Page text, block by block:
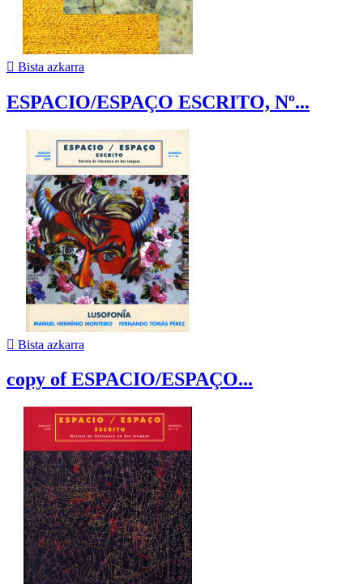
 Bista azkarra
ESPACIO/ESPAÇO ESCRITO, Nº...
 Bista azkarra
copy of ESPACIO/ESPAÇO...